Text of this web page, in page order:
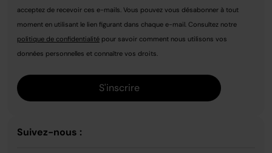
acceptez de recevoir ces e-mails. Vous pouvez vous désabonner à tout
moment en utilisant le lien figurant dans chaque e-mail. Consultez notre
politique de confidentialité pour savoir comment nous utilisons vos
données personnelles et connaître vos droits.
S'inscrire
Suivez-nous :